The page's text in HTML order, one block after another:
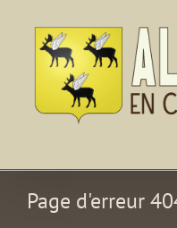
contenu
Page d'erreur